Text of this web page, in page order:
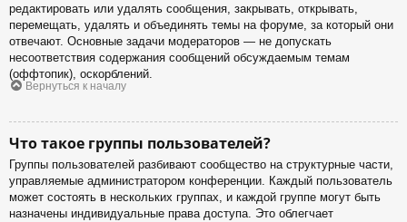
редактировать или удалять сообщения, закрывать, открывать,
перемещать, удалять и объединять темы на форуме, за который они
отвечают. Основные задачи модераторов — не допускать
несоответствия содержания сообщений обсуждаемым темам
(оффтопик), оскорблений.
Вернуться к началу
Что такое группы пользователей?
Группы пользователей разбивают сообщество на структурные части,
управляемые администратором конференции. Каждый пользователь
может состоять в нескольких группах, и каждой группе могут быть
назначены индивидуальные права доступа. Это облегчает